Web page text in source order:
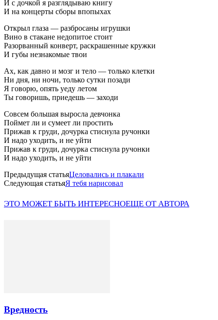
И с дочкой я разглядываю книгу
И на концерты сборы впопыхах
Открыл глаза — разбросаны игрушки
Вино в стакане недопитое стоит
Разорванный конверт, раскрашенные кружки
И губы незнакомые твои
Ах, как давно и мозг и тело — только клетки
Ни дня, ни ночи, только сутки позади
Я говорю, опять уеду летом
Ты говоришь, приедешь — заходи
Совсем большая выросла девчонка
Поймет ли и сумеет ли простить
Прижав к груди, дочурка стиснула ручонки
И надо уходить, и не уйти
Прижав к груди, дочурка стиснула ручонки
И надо уходить, и не уйти
Предыдущая статьяЦеловались и плакали
Следующая статьяЯ тебя нарисовал
ЭТО МОЖЕТ БЫТЬ ИНТЕРЕСНОЕЩЕ ОТ АВТОРА
Вредность